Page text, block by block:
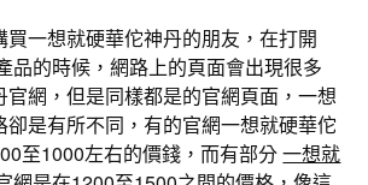
買一想就硬華佗神丹的朋友，在打開
品的時候，網路上的頁面會出現很多
官網，但是同樣都是的官網頁面，一想
卻是有所不同，有的官網一想就硬華佗
至1000左右的價錢，而有部分一想就